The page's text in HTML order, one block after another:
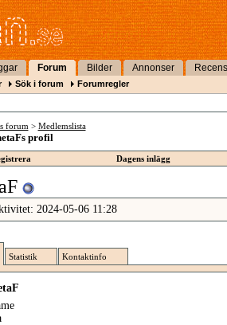
Forum Bilder Annonser
Sök i forum Forumregler
forum > Medlemslista
profil
Dagens inlägg
2024-05-06 11:28
Statistik Kontaktinfo